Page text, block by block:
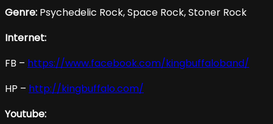
Genre: Psychedelic Rock, Space Rock, Stoner Rock
Internet:
FB – https://www.facebook.com/kingbuffaloband/
HP – http://kingbuffalo.com/
Youtube: